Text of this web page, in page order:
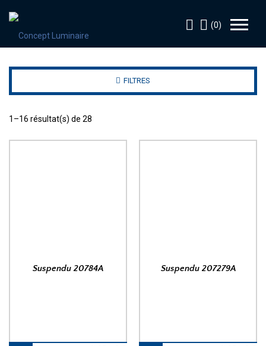
(0)
FILTRES
1–16 résultat(s) de 28
Suspendu 20784A Suspendu 207279A